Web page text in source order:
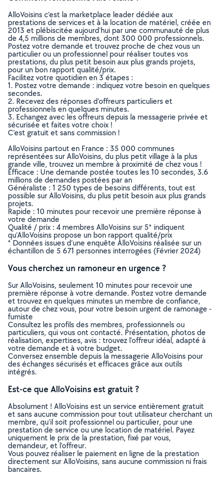
AlloVoisins c’est la marketplace leader dédiée aux
prestations de services et à la location de matériel, créée en
2013 et plébiscitée aujourd’hui par une communauté de plus
de 4,5 millions de membres, dont 300 000 professionnels.
Postez votre demande et trouvez proche de chez vous un
particulier ou un professionnel pour réaliser toutes vos
prestations, du plus petit besoin aux plus grands projets,
pour un bon rapport qualité/prix.
Facilitez votre quotidien en 3 étapes :
1. Postez votre demande : indiquez votre besoin en quelques
secondes.
2. Recevez des réponses d’offreurs particuliers et
professionnels en quelques minutes.
3. Echangez avec les offreurs depuis la messagerie privée et
sécurisée et faites votre choix !
C’est gratuit et sans commission !
AlloVoisins partout en France : 35 000 communes
représentées sur AlloVoisins, du plus petit village à la plus
grande ville, trouvez un membre à proximité de chez vous !
Efficace : Une demande postée toutes les 10 secondes, 3.6
millions de demandes postées par an
Généraliste : 1 250 types de besoins différents, tout est
possible sur AlloVoisins, du plus petit besoin aux plus grands
projets.
Rapide : 10 minutes pour recevoir une première réponse à
votre demande
Qualité / prix : 4 membres AlloVoisins sur 5* indiquent
qu’AlloVoisins propose un bon rapport qualité/prix
* Données issues d’une enquête AlloVoisins réalisée sur un
échantillon de 5 671 personnes interrogées (Février 2024)
Vous cherchez un ramoneur en urgence ?
Sur AlloVoisins, seulement 10 minutes pour recevoir une
première réponse à votre demande. Postez votre demande
et trouvez en quelques minutes un membre de confiance,
autour de chez vous, pour votre besoin urgent de ramonage -
fumiste
Consultez les profils des membres, professionnels ou
particuliers, qui vous ont contacté. Présentation, photos de
réalisation, expertises, avis : trouvez l'offreur idéal, adapté à
votre demande et à votre budget.
Conversez ensemble depuis la messagerie AlloVoisins pour
des échanges sécurisés et efficaces grâce aux outils
intégrés.
Est-ce que AlloVoisins est gratuit ?
Absolument ! AlloVoisins est un service entièrement gratuit
et sans aucune commission pour tout utilisateur cherchant un
membre, qu’il soit professionnel ou particulier, pour une
prestation de service ou une location de matériel. Payez
uniquement le prix de la prestation, fixé par vous,
demandeur, et l’offreur.
Vous pouvez réaliser le paiement en ligne de la prestation
directement sur AlloVoisins, sans aucune commission ni frais
bancaires.